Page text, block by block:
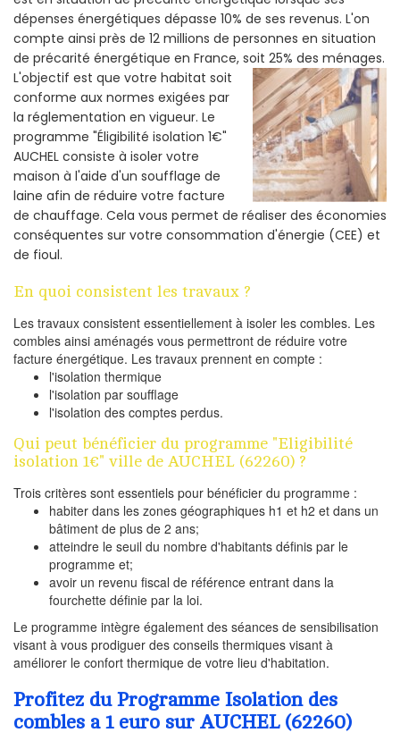
dépenses énergétiques dépasse 10% de ses revenus. L'on
compte ainsi près de 12 millions de personnes en situation
de précarité énergétique en France, soit 25% des ménages.
L'objectif est que votre habitat soit
conforme aux normes exigées par
la réglementation en vigueur. Le
programme "Éligibilité isolation 1€"
AUCHEL consiste à isoler votre
maison à l'aide d'un soufflage de
laine afin de réduire votre facture
de chauffage. Cela vous permet de réaliser des économies
conséquentes sur votre consommation d'énergie (CEE) et
de fioul.
En quoi consistent les travaux ?
Les travaux consistent essentiellement à isoler les combles. Les
combles ainsi aménagés vous permettront de réduire votre
facture énergétique. Les travaux prennent en compte :
l'isolation thermique
l'isolation par soufflage
l'isolation des comptes perdus.
Qui peut bénéficier du programme "Eligibilité
isolation 1€" ville de AUCHEL (62260) ?
Trois critères sont essentiels pour bénéficier du programme :
habiter dans les zones géographiques h1 et h2 et dans un
bâtiment de plus de 2 ans;
atteindre le seuil du nombre d'habitants définis par le
programme et;
avoir un revenu fiscal de référence entrant dans la
fourchette définie par la loi.
Le programme intègre également des séances de sensibilisation
visant à vous prodiguer des conseils thermiques visant à
améliorer le confort thermique de votre lieu d'habitation.
Profitez du Programme Isolation des
combles a 1 euro sur AUCHEL (62260)